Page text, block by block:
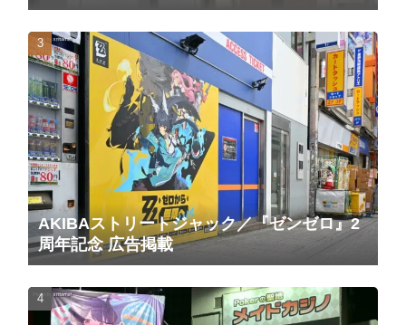
る。広告（2025/10/20掲載開始）
AKIBAストリートジャック／『ゼンゼロ』2
周年記念 広告掲載